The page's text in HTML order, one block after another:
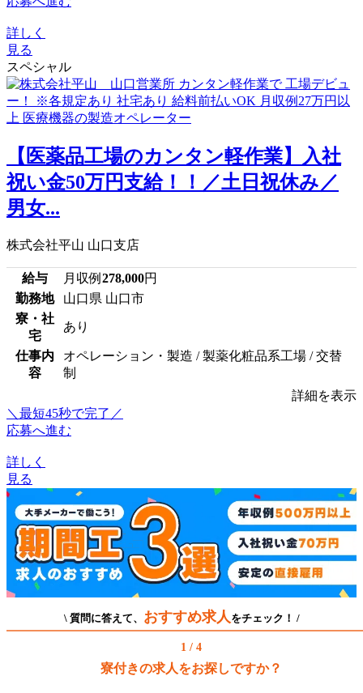
詳しく
見る
スペシャル
【医薬品工場のカンタン軽作業】入社
祝い金50万円支給！！／土日祝休み／
男女...
株式会社平山 山口支店
給与 月収例 278,000円
勤務地
山口県 山口市
寮・社
宅
あり
仕事内
容
オペレーション・製造 / 製薬化粧品系工場 / 交替
制
詳細を表示
＼最短45秒で完了／
応募へ進む
詳しく
見る
\ 質問に答えて、 おすすめ求人 をチェック！ /
1 / 4
寮付きの求人をお探しですか？